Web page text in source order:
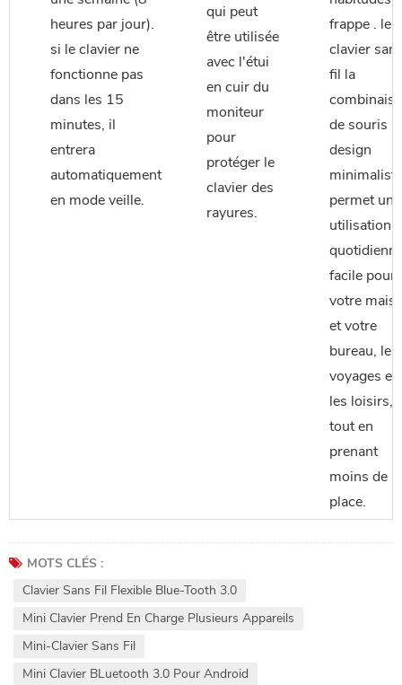
heures par jour).
si le clavier ne
fonctionne pas
dans les 15
minutes, il
entrera
automatiquement
en mode veille.
qui peut
être utilisée
avec l'étui
en cuir du
moniteur
pour
protéger le
clavier des
rayures.
frappe . le
clavier
fil la
de souris
design
minimaliste
permet une
utilisation
facile pour
votre
et votre
bureau, les
voyages et
les loisirs,
tout en
prenant
moins de
place.
MOTS CLÉS :
Clavier Sans Fil Flexible Blue-Tooth 3.0
Mini Clavier Prend En Charge Plusieurs Appareils
Mini-Clavier Sans Fil
Mini Clavier BLuetooth 3.0 Pour Android